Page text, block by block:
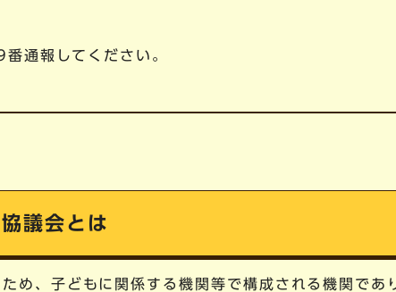
通報してください。
議会とは
め、子どもに関係する機関等で構成される機関で